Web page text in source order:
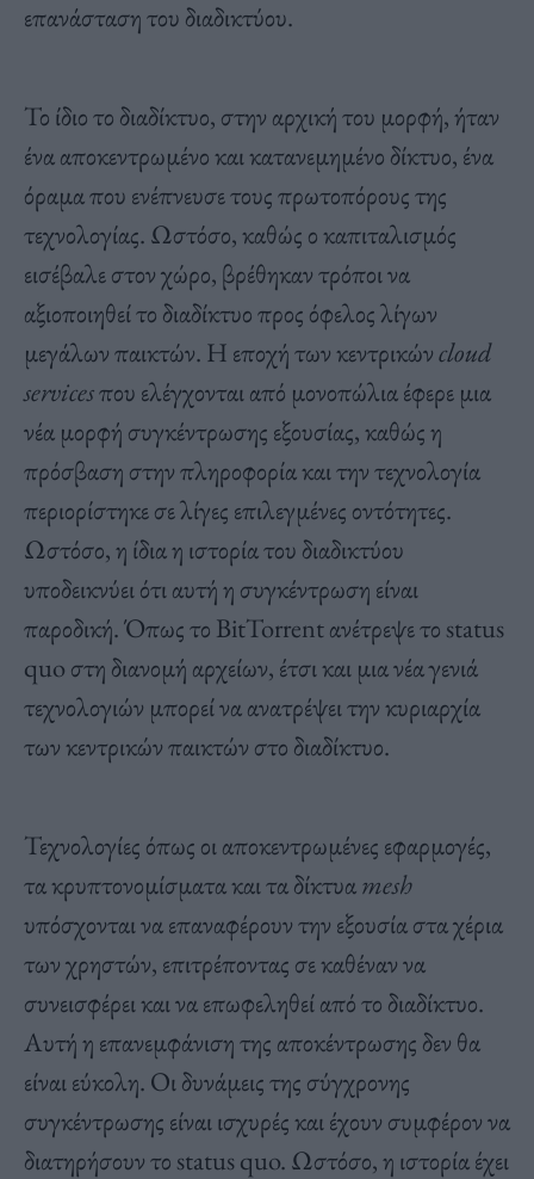
επανάσταση του διαδικτύου.
Το ίδιο το διαδίκτυο, στην αρχική του μορφή, ήταν
ένα αποκεντρωμένο και κατανεμημένο δίκτυο, ένα
όραμα που ενέπνευσε τους πρωτοπόρους της
τεχνολογίας. Ωστόσο, καθώς ο καπιταλισμός
εισέβαλε στον χώρο, βρέθηκαν τρόποι να
αξιοποιηθεί το διαδίκτυο προς όφελος λίγων
μεγάλων παικτών. Η εποχή των κεντρικώνcloud
servicesπου ελέγχονται από μονοπώλια έφερε μια
νέα μορφή συγκέντρωσης εξουσίας, καθώς η
πρόσβαση στην πληροφορία και την τεχνολογία
περιορίστηκε σε λίγες επιλεγμένες οντότητες.
Ωστόσο, η ίδια η ιστορία του διαδικτύου
υποδεικνύει ότι αυτή η συγκέντρωση είναι
παροδική. Όπως το BitTorrent ανέτρεψε το status
quo στη διανομή αρχείων, έτσι και μια νέα γενιά
τεχνολογιών μπορεί να ανατρέψει την κυριαρχία
των κεντρικών παικτών στο διαδίκτυο.
Τεχνολογίες όπως οι αποκεντρωμένες εφαρμογές,
τα κρυπτονομίσματα και τα δίκτυαmesh
υπόσχονται να επαναφέρουν την εξουσία στα χέρια
των χρηστών, επιτρέποντας σε καθέναν να
συνεισφέρει και να επωφεληθεί από το διαδίκτυο.
Αυτή η επανεμφάνιση της αποκέντρωσης δεν θα
είναι εύκολη. Οι δυνάμεις της σύγχρονης
συγκέντρωσης είναι ισχυρές και έχουν συμφέρον να
διατηρήσουν το status quo. Ωστόσο, η ιστορία έχει